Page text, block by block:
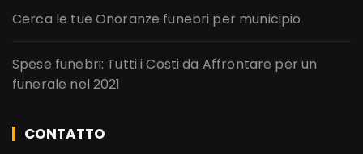
Cerca le tue Onoranze funebri per municipio
Spese funebri: Tutti i Costi da Affrontare per un
funerale nel 2021
CONTATTO